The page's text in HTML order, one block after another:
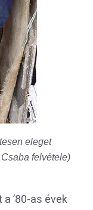
eleget
felvétele)
’80-as évek